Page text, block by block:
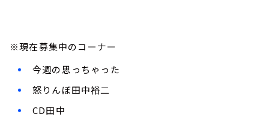
※現在募集中のコーナー
今週の思っちゃった
怒りんぼ田中裕二
CD田中